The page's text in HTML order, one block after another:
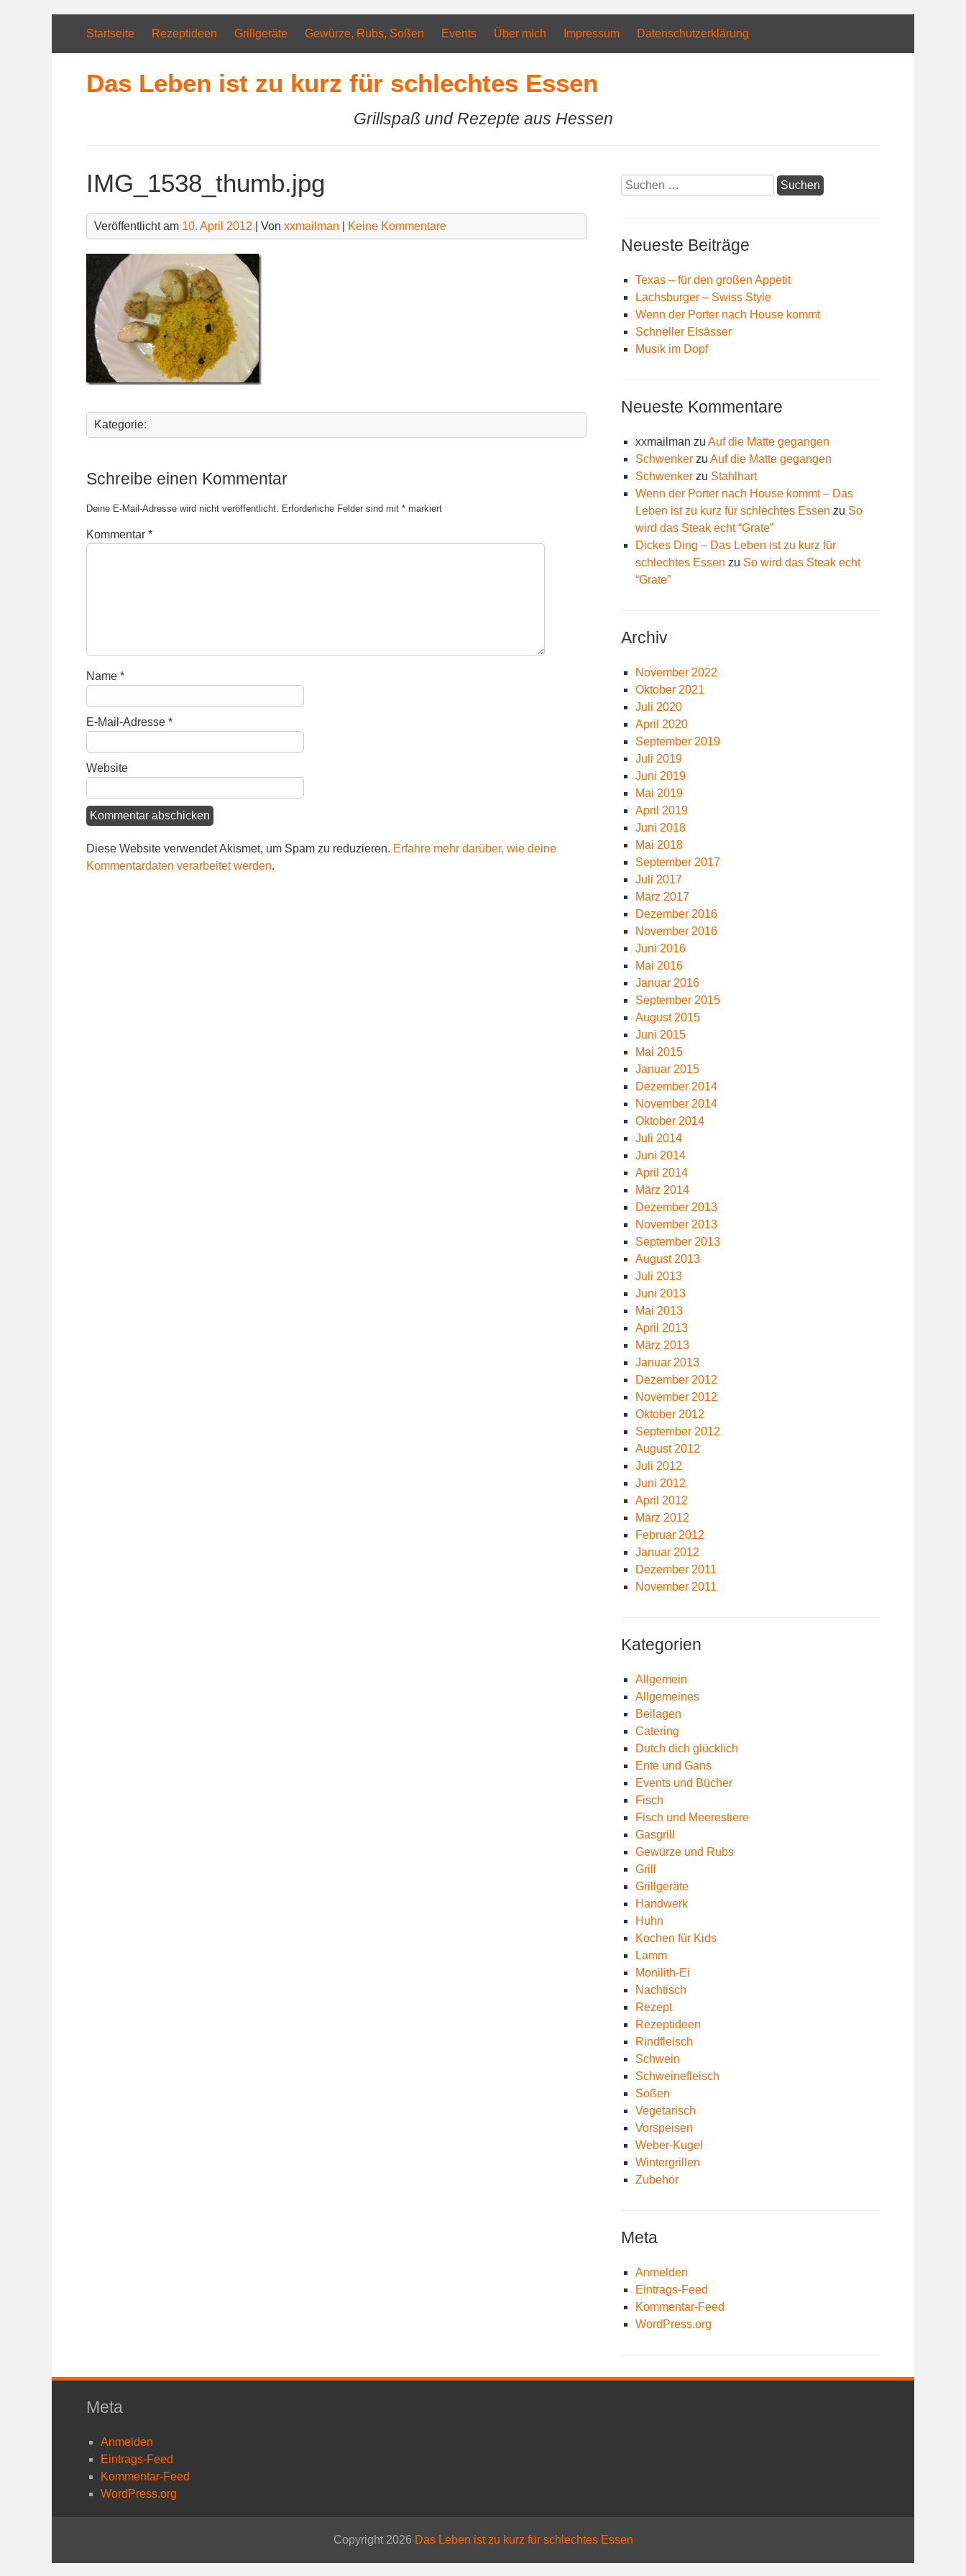
Startseite Rezeptideen Grillgeräte Gewürze, Rubs, Soßen Events Über mich Impressum Datenschutzerklärung
Das Leben ist zu kurz für schlechtes Essen
Grillspaß und Rezepte aus Hessen
IMG_1538_thumb.jpg
Veröffentlicht am 10. April 2012 | Von xxmailman Keine Kommentare
Kategorie:
Schreibe einen Kommentar
Deine E-Mail-Adresse wird nicht veröffentlicht. Erforderliche Felder sind mit * markiert
Kommentar *
Name *
E-Mail-Adresse *
Website
Diese Website verwendet Akismet, um Spam zu reduzieren. Erfahre mehr darüber, wie deine
Kommentardaten verarbeitet werden.
Suchen
nach:
Neueste Beiträge
Texas – für den großen Appetit
Lachsburger – Swiss Style
Wenn der Porter nach House kommt
Schneller Elsässer
Musik im Dopf
Neueste Kommentare
xxmailman zu Auf die Matte gegangen
Schwenker zu Auf die Matte gegangen
Schwenker zu Stahlhart
Wenn der Porter nach House kommt – Das
Leben ist zu kurz für schlechtes Essen zu So
wird das Steak echt “Grate”
Dickes Ding – Das Leben ist zu kurz für
schlechtes Essen zu So wird das Steak echt
“Grate”
Archiv
November 2022
Oktober 2021
Juli 2020
April 2020
September 2019
Juli 2019
Juni 2019
Mai 2019
April 2019
Juni 2018
Mai 2018
September 2017
Juli 2017
März 2017
Dezember 2016
November 2016
Juni 2016
Mai 2016
Januar 2016
September 2015
August 2015
Juni 2015
Mai 2015
Januar 2015
Dezember 2014
November 2014
Oktober 2014
Juli 2014
Juni 2014
April 2014
März 2014
Dezember 2013
November 2013
September 2013
August 2013
Juli 2013
Juni 2013
Mai 2013
April 2013
März 2013
Januar 2013
Dezember 2012
November 2012
Oktober 2012
September 2012
August 2012
Juli 2012
Juni 2012
April 2012
März 2012
Februar 2012
Januar 2012
Dezember 2011
November 2011
Kategorien
Allgemein
Allgemeines
Beilagen
Catering
Dutch dich glücklich
Ente und Gans
Events und Bücher
Fisch
Fisch und Meerestiere
Gasgrill
Gewürze und Rubs
Grill
Grillgeräte
Handwerk
Huhn
Kochen für Kids
Lamm
Monilith-Ei
Nachtisch
Rezept
Rezeptideen
Rindfleisch
Schwein
Schweinefleisch
Soßen
Vegetarisch
Vorspeisen
Weber-Kugel
Wintergrillen
Zubehör
Meta
Anmelden
Eintrags-Feed
Kommentar-Feed
WordPress.org
Meta
Anmelden
Eintrags-Feed
Kommentar-Feed
WordPress.org
Copyright 2026 Das Leben ist zu kurz für schlechtes Essen